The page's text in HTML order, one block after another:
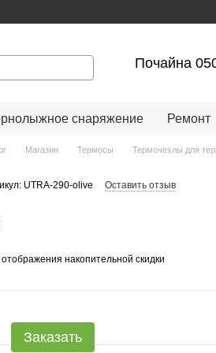
Почайна
снаряжение Ремонт
Магазин Термосы Термочехлы для
UTRA-290-olive Оставить отзыв
накопительной скидки
Заказать